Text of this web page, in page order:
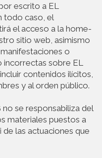
escrito a EL
todo caso, el
el acceso a la home-
sitio web, asimismo
o
incorrectas sobre EL
contenidos ilícitos,
y al orden público.
no se responsabiliza del
materiales puestos a
las actuaciones que